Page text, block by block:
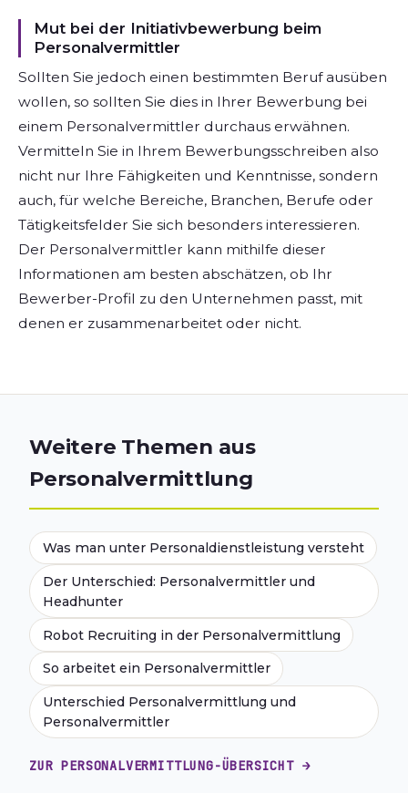
Mut bei der Initiativbewerbung beim
Personalvermittler
Sollten Sie jedoch einen bestimmten Beruf ausüben
wollen, so sollten Sie dies in Ihrer Bewerbung bei
einem Personalvermittler durchaus erwähnen.
Vermitteln Sie in Ihrem Bewerbungsschreiben also
nicht nur Ihre Fähigkeiten und Kenntnisse, sondern
auch, für welche Bereiche, Branchen, Berufe oder
Tätigkeitsfelder Sie sich besonders interessieren.
Der Personalvermittler kann mithilfe dieser
Informationen am besten abschätzen, ob Ihr
Bewerber-Profil zu den Unternehmen passt, mit
denen er zusammenarbeitet oder nicht.
Weitere Themen aus
Personalvermittlung
Was man unter Personaldienstleistung versteht
Der Unterschied: Personalvermittler und
Headhunter
Robot Recruiting in der Personalvermittlung
So arbeitet ein Personalvermittler
Unterschied Personalvermittlung und
Personalvermittler
ZUR PERSONALVERMITTLUNG-ÜBERSICHT →